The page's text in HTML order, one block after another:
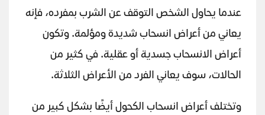
عندما يحاول الشخص التوقف عن الشرب بمفرده، فإنه
يعاني من أعراض انسحاب شديدة ومؤلمة. وتكون
أعراض الانسحاب جسدية أو عقلية. في كثير من
الحالات، سوف يعاني الفرد من الأعراض الثلاثة.
وتختلف أعراض انسحاب الكحول أيضًا بشكل كبير من